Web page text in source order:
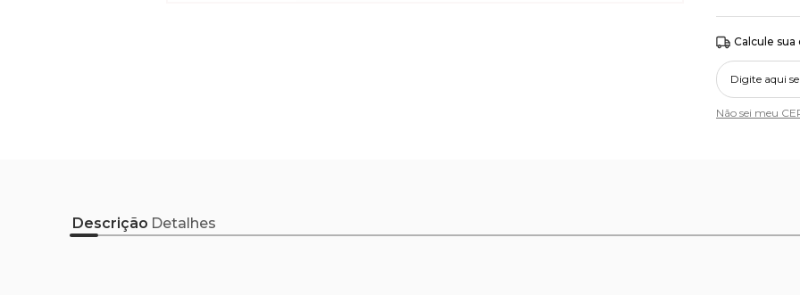
Calcule
Não sei meu
Descrição Detalhes